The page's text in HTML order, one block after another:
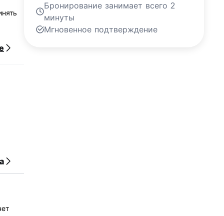
Бронирование занимает всего 2
минуты
Мгновенное подтверждение